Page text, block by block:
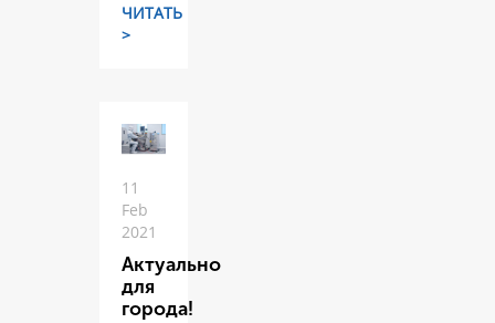
ЧИТАТЬ
>
11
Feb
2021
Актуально
для
города!